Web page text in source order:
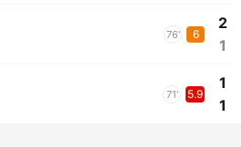
76' 6
2
1
71' 5.9
1
1